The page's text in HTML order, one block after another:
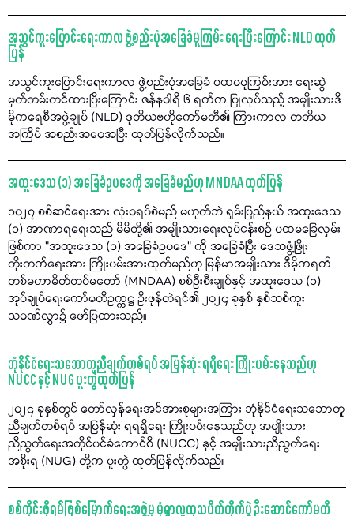
အသွင်ကူးပြောင်းရေးကာလ ဖွဲ့စည်းပုံအခြေခံမူကြမ်း ရေးပြီးကြောင်း NLD ထုတ်
ပြန်
အသွင်ကူးပြောင်းရေးကာလ ဖွဲ့စည်းပုံအခြေခံ ပထမမူကြမ်းအား ရေးဆွဲ
မှတ်တမ်းတင်ထားပြီးကြောင်း ဇန်နဝါရီ ၆ ရက်က ပြုလုပ်သည့် အမျိုးသားဒီ
မိုကရေစီအဖွဲ့ချုပ် (NLD) ဒုတိယဗဟိုကော်မတီ၏ ကြားကာလ တတိယ
အကြိမ် အစည်းအဝေအပြီး ထုတ်ပြန်လိုက်သည်။
အထူးဒေသ (၁) အခြေခံဥပဒေကို အခြေခံမည်ဟု MNDAA ထုတ်ပြန်
၁၀၂၇ စစ်ဆင်ရေးအား လုံးဝရပ်စဲမည် မဟုတ်ဘဲ ရှမ်းပြည်နယ် အထူးဒေသ
(၁) အာဏာရရေးသည် မိမိတို့၏ အမျိုးသားရေးလုပ်ငန်းစဉ် ပထမခြေလှမ်း
ဖြစ်ကာ "အထူးဒေသ (၁) အခြေခံဥပဒေ" ကို အခြေခံပြီး ဒေသဖွံ့ဖြိုး
တိုးတက်ရေးအား ကြိုးပမ်းအားထုတ်မည်ဟု မြန်မာအမျိုးသား ဒီမိုကရက်
တစ်မဟာမိတ်တပ်မတော် (MNDAA) စစ်ဦးစီးချုပ်နှင့် အထူးဒေသ (၁)
အုပ်ချုပ်ရေးကော်မတီဥက္ကဋ္ဌ ဦးဖုန်တဲရင်၏ ၂၀၂၄ ခုနှစ် နှစ်သစ်ကူး
သဝဏ်လွှာ၌ ဖော်ပြထားသည်။
ဘုံနိုင်ငံရေးသဘောတူညီချက်တစ်ရပ် အမြန်ဆုံး ရရှိရေး ကြိုးပမ်းနေသည်ဟု
NUCC နှင့် NUG ပူးတွဲထုတ်ပြန်
၂၀၂၄ ခုနှစ်တွင် တော်လှန်ရေးအင်အားစုများအကြား ဘုံနိုင်ငံရေးသဘောတူ
ညီချက်တစ်ရပ် အမြန်ဆုံး ရရရှိရေး ကြိုးပမ်းနေသည်ဟု အမျိုးသား
ညီညွတ်ရေးအတိုင်ပင်ခံကောင်စီ (NUCC) နှင့် အမျိုးသားညီညွတ်ရေး
အစိုးရ (NUG) တို့က ပူးတွဲ ထုတ်ပြန်လိုက်သည်။
စစ်ကိုင်းဖိုရမ်ဖြစ်မြောက်ရေးအဖွဲ့မှ မုံရွာလူထုသပိတ်တိုက်ပွဲ ဦးဆောင်ကော်မတီ